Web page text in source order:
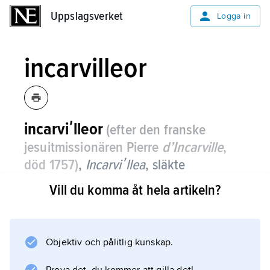
Uppslagsverket Logga in
incarvilleor
incarviʹlleor (efter den franske
jesuitmissionären Pierre d’Incarville,
död 1757), Incarviʹllea, släkte
katalpaväxter med knappt 15 arter
fleråriga örter hemmahörande i centrala
De har knölformiga eller förvedade rötter.
Vill du komma åt hela artikeln?
Objektiv och pålitlig kunskap.